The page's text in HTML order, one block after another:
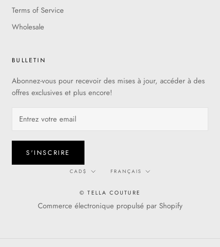
Terms of Service
Wholesale
BULLETIN
Abonnez-vous pour recevoir des mises à jour, accéder à des
offres exclusives et plus encore!
S'INSCRIRE
Devise
CAD$ Langue
FRANÇAIS
© TELLA COUTURE
Commerce électronique propulsé par Shopify